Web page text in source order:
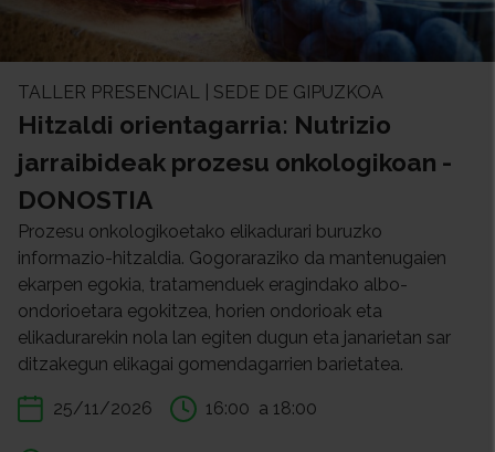
TALLER PRESENCIAL | SEDE DE GIPUZKOA
Hitzaldi orientagarria: Nutrizio
jarraibideak prozesu onkologikoan -
DONOSTIA
Prozesu onkologikoetako elikadurari buruzko
informazio-hitzaldia. Gogoraraziko da mantenugaien
ekarpen egokia, tratamenduek eragindako albo-
ondorioetara egokitzea, horien ondorioak eta
elikadurarekin nola lan egiten dugun eta janarietan sar
ditzakegun elikagai gomendagarrien barietatea.
25/11/2026 16:00 a 18:00